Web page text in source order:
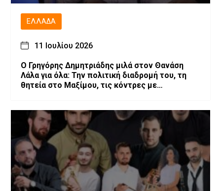
ΕΛΛΆΔΑ
11 Ιουλίου 2026
O Γρηγόρης Δημητριάδης μιλά στον Θανάση
Λάλα για όλα: Την πολιτική διαδρομή του, τη
θητεία στο Μαξίμου, τις κόντρες με